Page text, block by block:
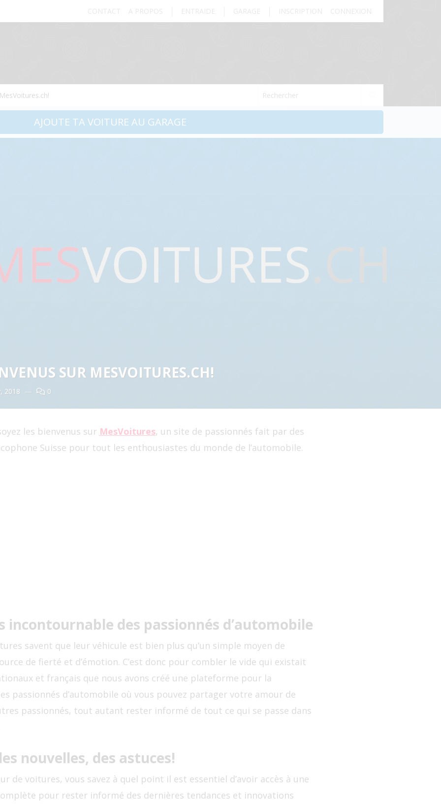
CONTACT A PROPOS ENTRAIDE GARAGE INSCRIPTION CONNEXION
AJOUTE TA VOITURE AU GARAGE
SUR MESVOITURES.CH!
2018 — 0
les bienvenus sur MesVoitures, un site de passionnés fait par des
Suisse pour tout les enthousiastes du monde de l’automobile.
incontournable des passionnés d’automobile
savent que leur véhicule est bien plus qu’un simple moyen de
de fierté et d’émotion. C’est donc pour combler le vide qui existait
et français que nous avons créé une plateforme pour la
passionnés d’automobile où vous pouvez partager votre amour de
passionnés, tout autant rester informé de tout ce qui se passe dans
nouvelles, des astuces!
de voitures, vous savez à quel point il est essentiel d’avoir accès à une
pour rester informé des dernières tendances et innovations